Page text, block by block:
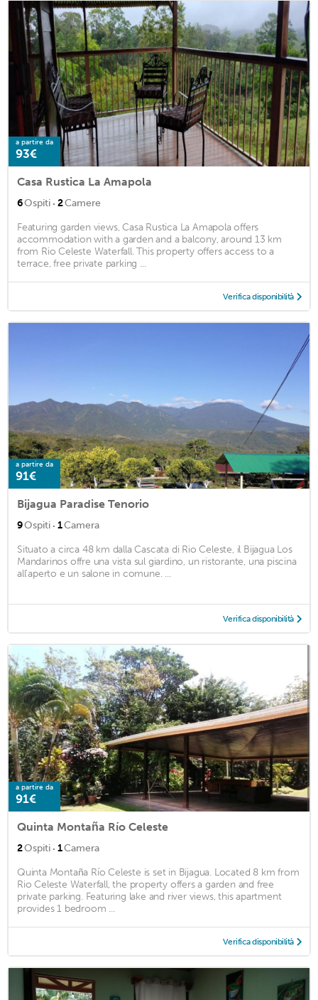
a partire da
93€
Casa Rustica La Amapola
6Ospiti · 2Camere
Featuring garden views, Casa Rustica La Amapola offers
accommodation with a garden and a balcony, around 13 km
from Rio Celeste Waterfall. This property offers access to a
terrace, free private parking ...
Verifica disponibilità
a partire da
91€
Bijagua Paradise Tenorio
9Ospiti · 1Camera
Situato a circa 48 km dalla Cascata di Rio Celeste, il Bijagua Los
Mandarinos offre una vista sul giardino, un ristorante, una piscina
all'aperto e un salone in comune. ...
Verifica disponibilità
a partire da
91€
Quinta Montaña Río Celeste
2Ospiti · 1Camera
Quinta Montaña Río Celeste is set in Bijagua. Located 8 km from
Rio Celeste Waterfall, the property offers a garden and free
private parking. Featuring lake and river views, this apartment
provides 1 bedroom ...
Verifica disponibilità